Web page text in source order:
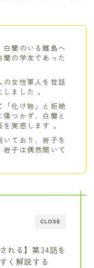
白蘭のいる離島へ
蘭の学友であった
の女性軍人を世話
ました 。
「化け物」と拒絶
傷つかず、白蘭と
実感します 。
ており、岩子を
岩子は偶然聞いて
CLOSE
れる】第34話を
く解説する